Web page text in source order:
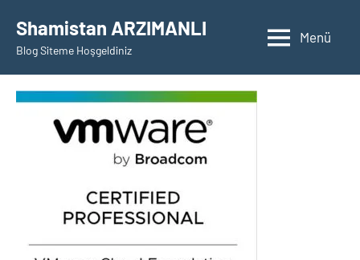
geçShamistan ARZIMANLI
Blog Siteme Hoşgeldiniz
Menü